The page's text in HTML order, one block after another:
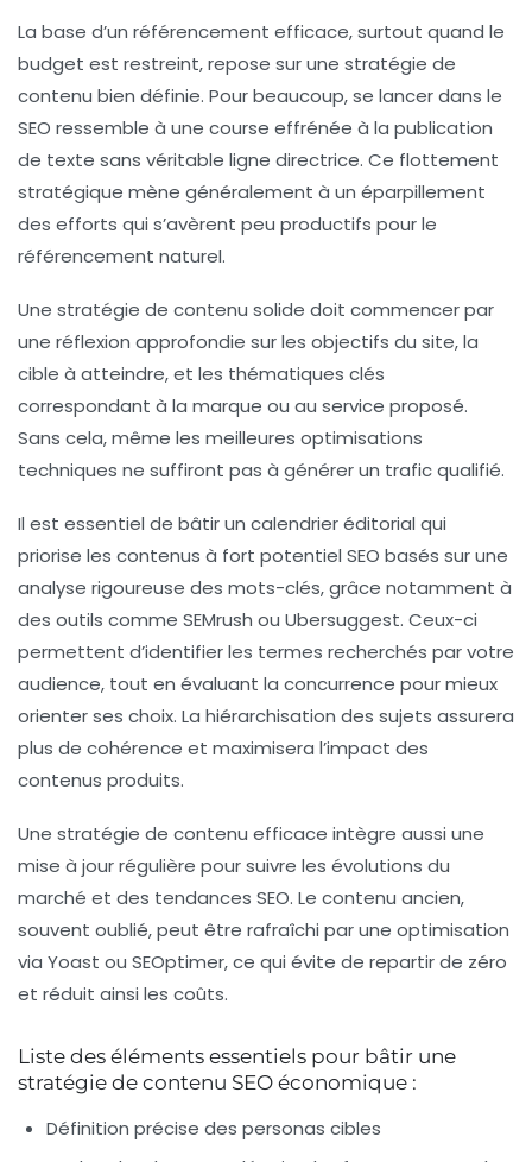
La base d’un référencement efficace, surtout quand le
budget est restreint, repose sur une stratégie de
contenu bien définie. Pour beaucoup, se lancer dans le
SEO ressemble à une course effrénée à la publication
de texte sans véritable ligne directrice. Ce flottement
stratégique mène généralement à un éparpillement
des efforts qui s’avèrent peu productifs pour le
référencement naturel.
Une stratégie de contenu solide doit commencer par
une réflexion approfondie sur les objectifs du site, la
cible à atteindre, et les thématiques clés
correspondant à la marque ou au service proposé.
Sans cela, même les meilleures optimisations
techniques ne suffiront pas à générer un trafic qualifié.
Il est essentiel de bâtir un calendrier éditorial qui
priorise les contenus à fort potentiel SEO basés sur une
analyse rigoureuse des mots-clés, grâce notamment à
des outils comme SEMrush ou Ubersuggest. Ceux-ci
permettent d’identifier les termes recherchés par votre
audience, tout en évaluant la concurrence pour mieux
orienter ses choix. La hiérarchisation des sujets assurera
plus de cohérence et maximisera l’impact des
contenus produits.
Une stratégie de contenu efficace intègre aussi une
mise à jour régulière pour suivre les évolutions du
marché et des tendances SEO. Le contenu ancien,
souvent oublié, peut être rafraîchi par une optimisation
via Yoast ou SEOptimer, ce qui évite de repartir de zéro
et réduit ainsi les coûts.
Liste des éléments essentiels pour bâtir une
stratégie de contenu SEO économique :
Définition précise des personas cibles